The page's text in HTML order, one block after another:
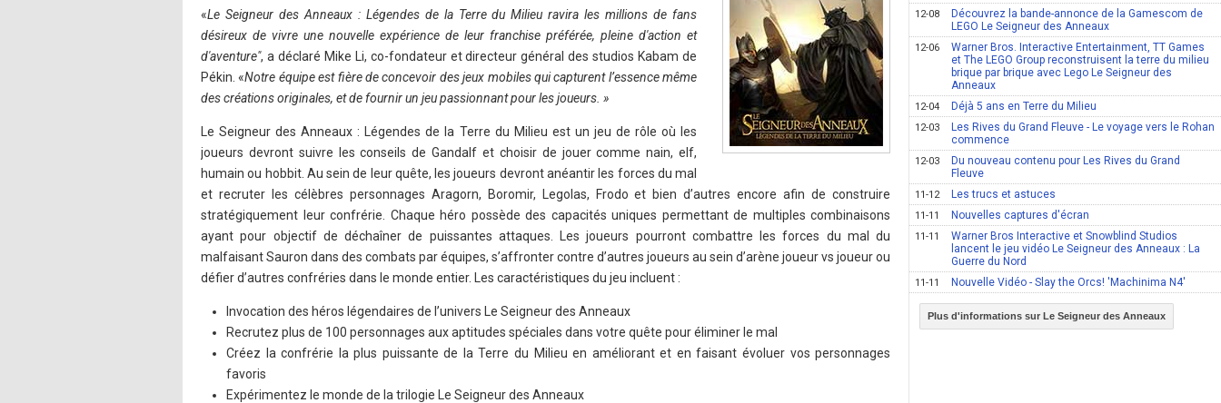
«Le Seigneur des Anneaux : Légendes de la Terre du Milieu ravira les millions de fans
désireux de vivre une nouvelle expérience de leur franchise préférée, pleine d'action et
d'aventure", a déclaré Mike Li, co-fondateur et directeur général des studios Kabam de
Pékin. «Notre équipe est fière de concevoir des jeux mobiles qui capturent l’essence même
des créations originales, et de fournir un jeu passionnant pour les joueurs. »
Le Seigneur des Anneaux : Légendes de la Terre du Milieu est un jeu de rôle où les
joueurs devront suivre les conseils de Gandalf et choisir de jouer comme nain, elf,
humain ou hobbit. Au sein de leur quête, les joueurs devront anéantir les forces du mal
et recruter les célèbres personnages Aragorn, Boromir, Legolas, Frodo et bien d’autres encore afin de construire
stratégiquement leur confrérie. Chaque héro possède des capacités uniques permettant de multiples combinaisons
ayant pour objectif de déchaîner de puissantes attaques. Les joueurs pourront combattre les forces du mal du
malfaisant Sauron dans des combats par équipes, s’affronter contre d’autres joueurs au sein d’arène joueur vs joueur ou
défier d’autres confréries dans le monde entier. Les caractéristiques du jeu incluent :
Invocation des héros légendaires de l’univers Le Seigneur des Anneaux
Recrutez plus de 100 personnages aux aptitudes spéciales dans votre quête pour éliminer le mal
Créez la confrérie la plus puissante de la Terre du Milieu en améliorant et en faisant évoluer vos personnages
favoris
Expérimentez le monde de la trilogie Le Seigneur des Anneaux
12-08
Découvrez la bande-annonce de la Gamescom de
LEGO Le Seigneur des Anneaux
12-06
Warner Bros. Interactive Entertainment, TT Games
et The LEGO Group reconstruisent la terre du milieu
brique par brique avec Lego Le Seigneur des
Anneaux
12-04 Déjà 5 ans en Terre du Milieu
12-03
Les Rives du Grand Fleuve - Le voyage vers le Rohan
commence
12-03
Du nouveau contenu pour Les Rives du Grand
Fleuve
11-12 Les trucs et astuces
11-11 Nouvelles captures d'écran
11-11
Warner Bros Interactive et Snowblind Studios
lancent le jeu vidéo Le Seigneur des Anneaux : La
Guerre du Nord
11-11 Nouvelle Vidéo - Slay the Orcs! 'Machinima N4'
Plus d'informations sur Le Seigneur des Anneaux